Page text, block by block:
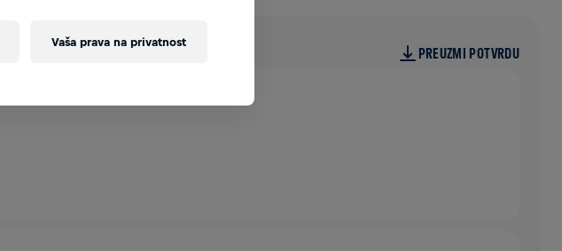
PREUZMI POTVRDU
Vaša prava na privatnost